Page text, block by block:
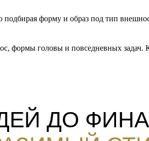
подбирая форму и образ под тип
формы головы и повседневных задач.
ДО